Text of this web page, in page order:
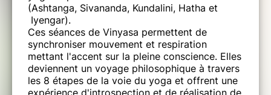
O'furo en extérieur.
Vous pouvez visiter le site du centre
sur moulindevaux.eu.
.
(Ashtanga, Sivananda, Kundalini, Hatha et
Iyengar).
Ces séances de Vinyasa permettent de
synchroniser mouvement et respiration
mettant l'accent sur la pleine conscience. Elles
deviennent un voyage philosophique à travers
les 8 étapes de la voie du yoga et offrent une
expérience d'introspection et de réalisation de